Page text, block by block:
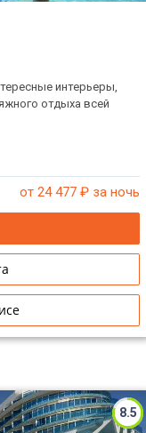
интерьеры,
отдыха всей
от 24 477 ₽ за ночь
8.5